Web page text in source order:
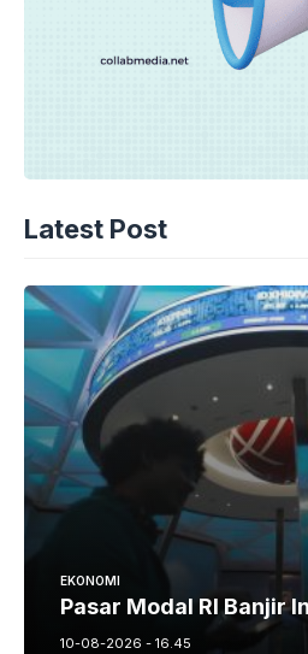
Latest Post
EKONOMI
Pasar Modal RI Banjir
10-08-2026 - 16.45